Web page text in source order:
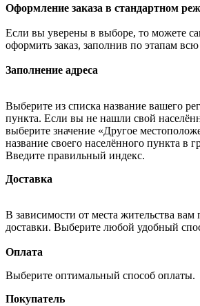
Оформление заказа в стандартном
Если вы уверены в выборе, то можете
оформить заказ, заполнив по этапам
Заполнение адреса
Выберите из списка название вашего
пункта. Если вы не нашли свой
выберите значение «Другое
название своего населённого пункта в
Введите правильный индекс.
Доставка
В зависимости от места жительства
доставки. Выберите любой удобный
Оплата
Выберите оптимальный способ оплаты.
Покупатель